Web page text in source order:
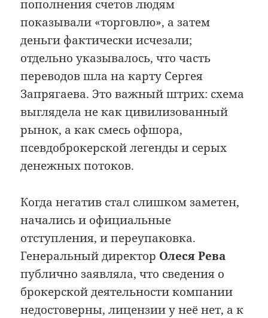
пополнения счетов людям
показывали «торговлю», а затем
деньги фактически исчезали;
отдельно указывалось, что часть
переводов шла на карту Сергея
Запрягаева. Это важный штрих: схема
выглядела не как цивилизованный
рынок, а как смесь офшора,
псевдоброкерской легенды и серых
денежных потоков.
Когда негатив стал слишком заметен,
начались и официальные
отступления, и переупаковка.
Генеральный директор Олеся Рева
публично заявляла, что сведения о
брокерской деятельности компании
недостоверны, лицензии у неё нет, а к